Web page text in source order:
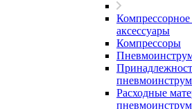
аксессуары
Компрессоры
Расходные